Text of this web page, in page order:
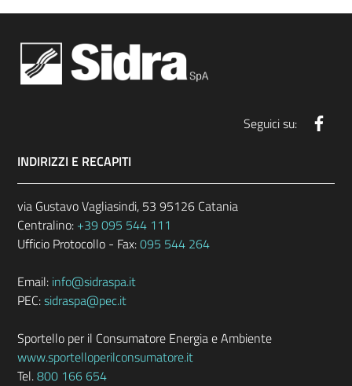
Seguici su:
INDIRIZZI E RECAPITI
via Gustavo Vagliasindi, 53 95126 Catania
Centralino: +39 095 544 111
Ufficio Protocollo - Fax:095 544 264
Email: info@sidraspa.it
PEC:sidraspa@pec.it
Sportello per il Consumatore Energia e Ambiente
www.sportelloperilconsumatore.it
Tel.800 166 654